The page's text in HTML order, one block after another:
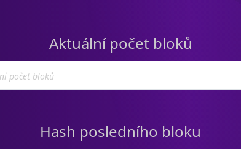
Aktuální počet bloků
Hash posledního bloku